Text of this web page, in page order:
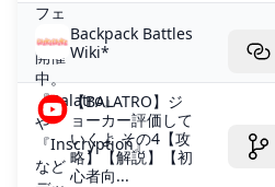
Backpack Battles
Wiki*
【BALATRO】ジ
ョーカー評価して
いくよ その4【攻
略】【解説】【初
心者向...